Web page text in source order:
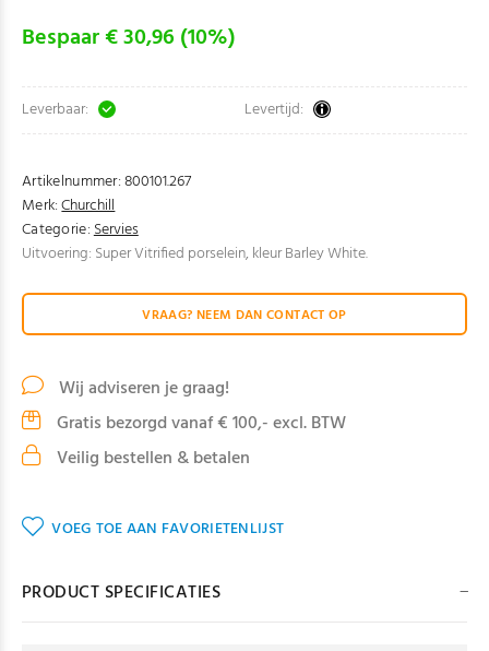
Bespaar € 30,96 (10%)
Leverbaar: Levertijd:
Artikelnummer:800101.267
Merk:Churchill
Categorie:Servies
Uitvoering: Super Vitrified porselein, kleur Barley White.
VRAAG? NEEM DAN CONTACT OP
Wij adviseren je graag!
Gratis bezorgd vanaf € 100,- excl. BTW
Veilig bestellen & betalen
VOEG TOE AAN FAVORIETENLIJST
PRODUCT SPECIFICATIES